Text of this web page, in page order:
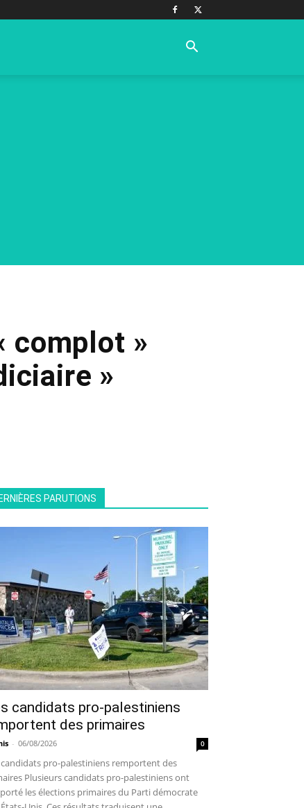
complot »
»
PARUTIONS
candidats pro-palestiniens
des primaires
- 06/08/2026 0
candidats pro-palestiniens remportent des
Plusieurs candidats pro-palestiniens ont
les élections primaires du Parti démocrate